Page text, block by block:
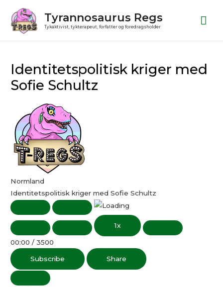
indholdet
Tyrannosaurus Regs
Tykaktivist, tykterapeut, forfatter og foredragsholder
Identitetspolitisk kriger med
Sofie Schultz
Normland
Identitetspolitisk kriger med Sofie Schultz
Play
Pause
1x
00:00 / 3500
Subscribe Share